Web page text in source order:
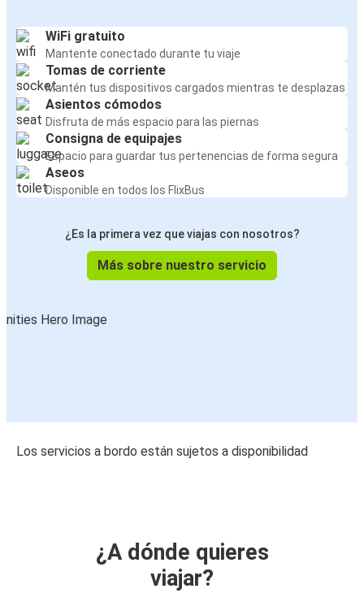
WiFi gratuito
Mantente conectado durante tu viaje
Tomas de corriente
Mantén tus dispositivos cargados mientras te desplazas
Asientos cómodos
Disfruta de más espacio para las piernas
Consigna de equipajes
Espacio para guardar tus pertenencias de forma segura
Aseos
Disponible en todos los FlixBus
¿Es la primera vez que viajas con nosotros?
Más sobre nuestro servicio
Los servicios a bordo están sujetos a disponibilidad
¿A dónde quieres
viajar?